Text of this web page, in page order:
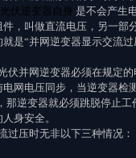
光伏逆变器自身 是不会产生
，叫做直流电压，另一部
是“并网逆变器显示交流
伏并网逆变器必须在规定
网电压同步，当逆变器检
那逆变器就必须跳脱停止工
身安全。
过压时无非以下三种情况：